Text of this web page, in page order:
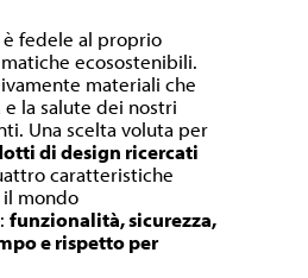
è fedele al proprio
ecosostenibili.
materiali che
la salute dei nostri
Una scelta voluta per
di design ricercati
caratteristiche
mondo
funzionalità, sicurezza,
e rispetto per